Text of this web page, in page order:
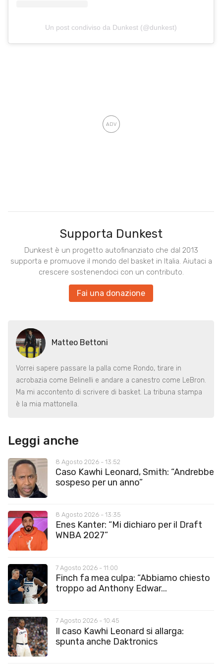
Un post condiviso da Dunkest (@dunkest)
Supporta Dunkest
Dunkest è un progetto autofinanziato che dal 2013
supporta e promuove il mondo del basket in Italia. Aiutaci a
crescere sostenendoci con un contributo.
Fai una donazione
Matteo Bettoni
Vorrei sapere passare la palla come Rondo, tirare in
acrobazia come Belinelli e andare a canestro come LeBron.
Ma mi accontento di scrivere di basket. La tribuna stampa
è la mia mattonella.
Leggi anche
8 Agosto 2026 - 13:52
Caso Kawhi Leonard, Smith: “Andrebbe
sospeso per un anno”
8 Agosto 2026 - 13:35
Enes Kanter: “Mi dichiaro per il Draft
WNBA 2027”
7 Agosto 2026 - 11:00
Finch fa mea culpa: “Abbiamo chiesto
troppo ad Anthony Edwar...
7 Agosto 2026 - 10:45
Il caso Kawhi Leonard si allarga:
spunta anche Daktronics